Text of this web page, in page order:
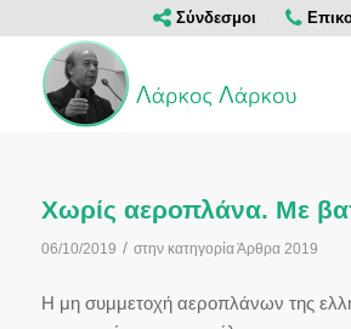
Σύνδεσμοι
Χωρίς αεροπλάνα. Με
06/10/2019 / στην κατηγορίαΆρθρα 2019
Η μη συμμετοχή αεροπλάνων της